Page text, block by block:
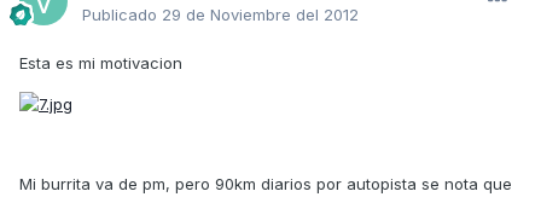
Publicado 29 de Noviembre del 2012
Esta es mi motivacion
Mi burrita va de pm, pero 90km diarios por autopista se nota que